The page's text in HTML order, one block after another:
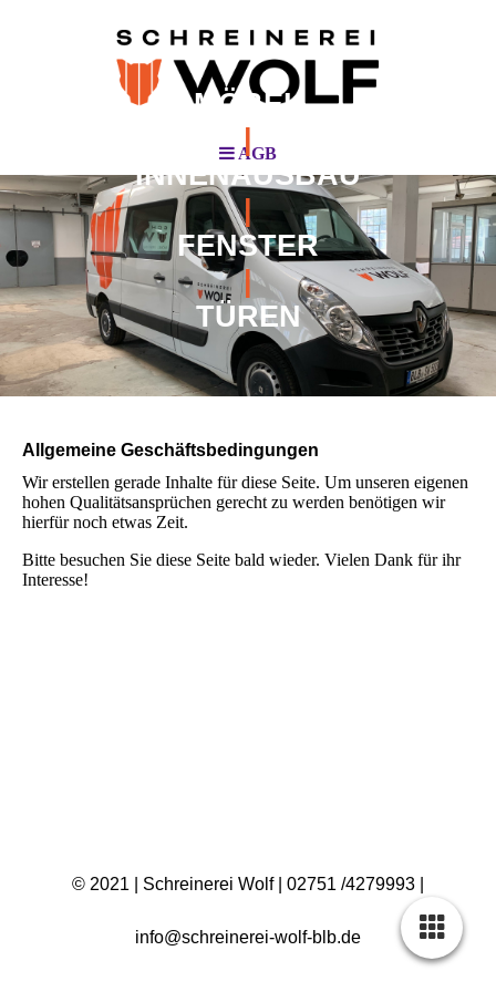
AGB
MÖBEL
|
INNENAUSBAU
|
FENSTER
|
TÜREN
Allgemeine Geschäftsbedingungen
Wir erstellen gerade Inhalte für diese Seite. Um unseren eigenen
hohen Qualitätsansprüchen gerecht zu werden benötigen wir
hierfür noch etwas Zeit.
Bitte besuchen Sie diese Seite bald wieder. Vielen Dank für ihr
Interesse!
© 2021 | Schreinerei Wolf | 02751 /4279993 |
info@schreinerei-wolf-blb.de